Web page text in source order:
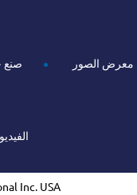
معرض الصور
الفيديو
Inc. USA